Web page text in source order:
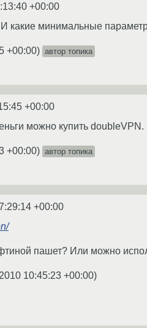
+00:00
И какие минимальные
+00:00) автор топика
+00:00
можно купить doubleVPN.
+00:00) автор топика
+00:00
пашет? Или можно
10:45:23 +00:00)